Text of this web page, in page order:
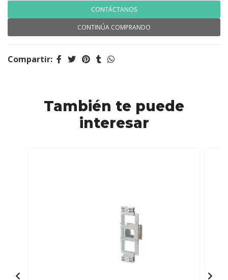
CONTÁCTANOS
CONTINÚA COMPRANDO
Compartir:
También te puede
interesar